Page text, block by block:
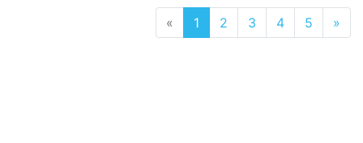
« Previous
1 2 3 4 5 »